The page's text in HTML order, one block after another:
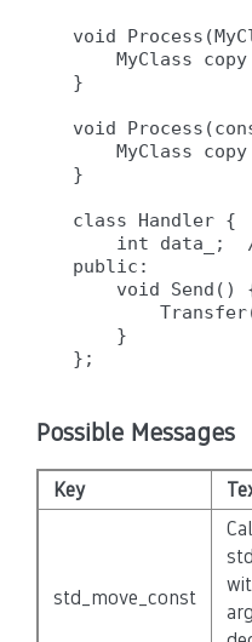
void
MyClass
}
void
MyClass
}
class Handler {
int data_;
public:
void Send()
    }
Possible Messages
Key
std_move_const